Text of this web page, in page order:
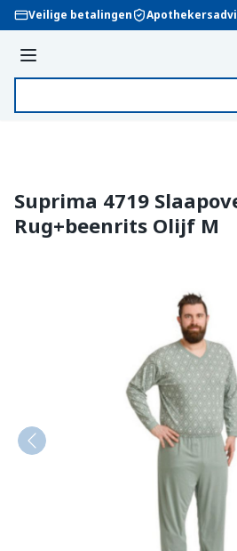
Ga naar de inhoud
Veilige betalingen
Menu
Suprima 4719
Rug+beenrits Olijf M